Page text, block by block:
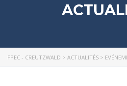
FPEC - CREUTZWALD > ACTUALITÉS >